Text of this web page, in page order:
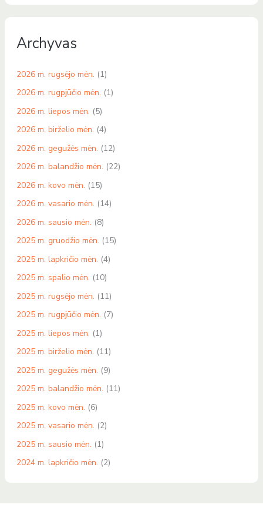
Archyvas
2026 m. rugsėjo mėn. (1)
2026 m. rugpjūčio mėn. (1)
2026 m. liepos mėn. (5)
2026 m. birželio mėn. (4)
2026 m. gegužės mėn. (12)
2026 m. balandžio mėn. (22)
2026 m. kovo mėn. (15)
2026 m. vasario mėn. (14)
2026 m. sausio mėn. (8)
2025 m. gruodžio mėn. (15)
2025 m. lapkričio mėn. (4)
2025 m. spalio mėn. (10)
2025 m. rugsėjo mėn. (11)
2025 m. rugpjūčio mėn. (7)
2025 m. liepos mėn. (1)
2025 m. birželio mėn. (11)
2025 m. gegužės mėn. (9)
2025 m. balandžio mėn. (11)
2025 m. kovo mėn. (6)
2025 m. vasario mėn. (2)
2025 m. sausio mėn. (1)
2024 m. lapkričio mėn. (2)